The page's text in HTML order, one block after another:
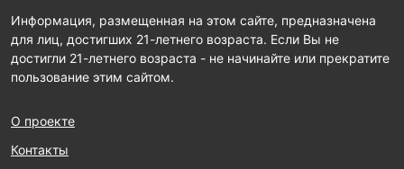
Информация, размещенная на этом сайте, предназначена
для лиц, достигших 21-летнего возраста. Если Вы не
достигли 21-летнего возраста - не начинайте или прекратите
пользование этим сайтом.
О проекте
Контакты